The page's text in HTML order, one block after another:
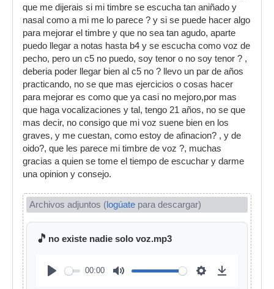
que me dijerais si mi timbre se escucha tan aniñado y
nasal como a mi me lo parece ? y si se puede hacer algo
para mejorar el timbre y que no sea tan agudo, aparte
puedo llegar a notas hasta b4 y se escucha como voz de
pecho, pero un c5 no puedo, soy tenor o no soy tenor ? ,
deberia poder llegar bien al c5 no ? llevo un par de años
practicando, no se que mas ejercicios o cosas hacer
para mejorar es como que ya casi no mejoro,por mas
que haga vocalizaciones y tal, tengo 21 años, no se que
mas decir, no consigo que mi voz suene bien en los
graves, y me cuestan, como estoy de afinacion? , y de
oido?, que les parece mi timbre de voz ?, muchas
gracias a quien se tome el tiempo de escuchar y darme
una opinion y consejo.
Archivos adjuntos (logúate para descargar)
🎵 no existe nadie solo voz.mp3
00:00